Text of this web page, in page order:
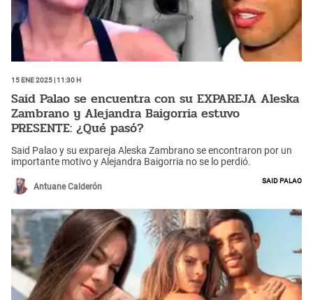
15 Ene 2025 | 11:30 h
Said Palao se encuentra con su EXPAREJA Aleska
Zambrano y Alejandra Baigorria estuvo
PRESENTE: ¿Qué pasó?
Said Palao y su expareja Aleska Zambrano se encontraron por un
importante motivo y Alejandra Baigorria no se lo perdió.
Antuane Calderón
Said Palao